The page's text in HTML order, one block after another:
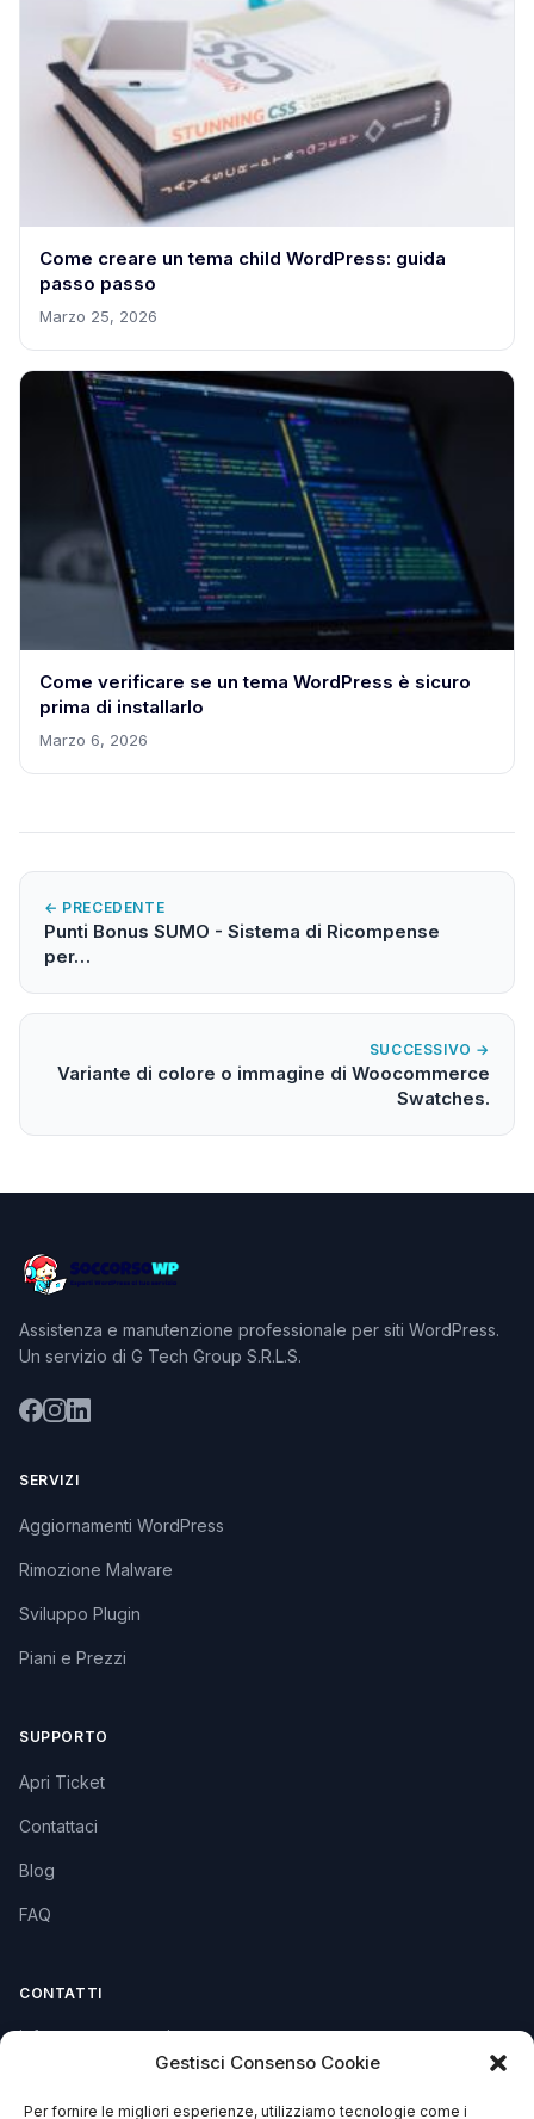
Gestisci Consenso Cookie
Per fornire le migliori esperienze, utilizziamo tecnologie come i
Come creare un tema child WordPress: guida
passo passo
Marzo 25, 2026
Come verificare se un tema WordPress è sicuro
prima di installarlo
Marzo 6, 2026
← PRECEDENTE
Punti Bonus SUMO - Sistema di Ricompense
per…
SUCCESSIVO →
Variante di colore o immagine di Woocommerce
Swatches.
Assistenza e manutenzione professionale per siti WordPress.
Un servizio di G Tech Group S.R.L.S.
SERVIZI
Aggiornamenti WordPress
Rimozione Malware
Sviluppo Plugin
Piani e Prezzi
SUPPORTO
Apri Ticket
Contattaci
Blog
FAQ
CONTATTI
info@soccorsowp.it